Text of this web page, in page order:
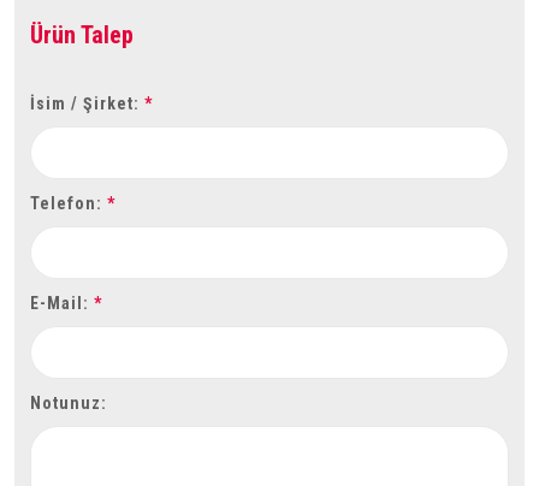
Ürün Talep
İsim / Şirket: *
Telefon: *
E-Mail: *
Notunuz: